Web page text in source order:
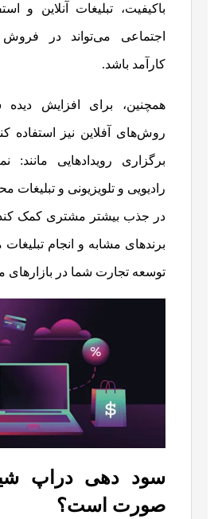
باکیفیت، تبلیغات آنلاین و
اجتماعی می‌تواند در
کارآمد باشد.
همچنین، برای افزایش دیده
روش‌های آفلاین نیز استفاده
برگزاری رویدادهایی مانند:
رادیویی و تلویزیونی و تبلیغات
در جذب بیشتر مشتری کمک
برندهای مشابه و انجام
توسعه تجارت شما در
سود دهی دراپ
صورت است؟